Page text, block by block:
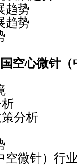
势
势
空心微针（
分析
微针）行